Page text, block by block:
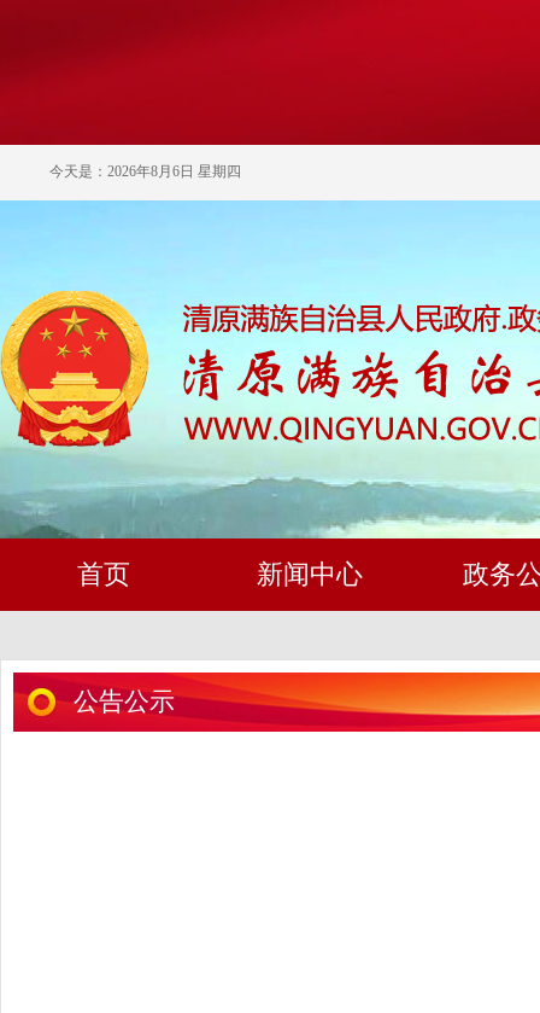
今天是：2026年8月6日 星期四
首页 新闻中心 政务
公告公示